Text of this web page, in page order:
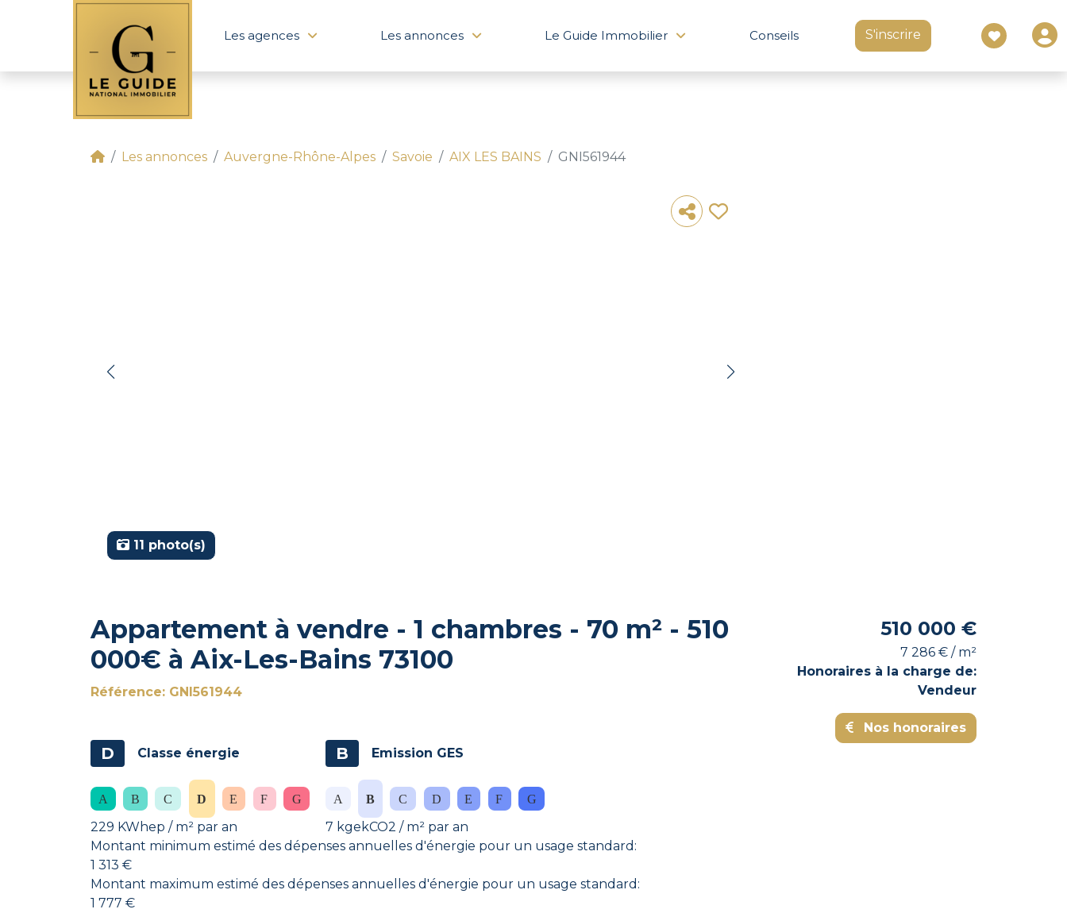
Les agences Les annonces Le Guide Immobilier Conseils S'inscrire
Les annonces Auvergne-Rhône-Alpes Savoie AIX LES BAINS GNI561944
11 photo(s)
Appartement à vendre - 1 chambres - 70 m² - 510
000€ à Aix-Les-Bains 73100
Référence: GNI561944
D Classe énergie
229 KWhep / m² par an
B Emission GES
7 kgekCO2 / m² par an
Montant minimum estimé des dépenses annuelles d'énergie pour un usage standard:
1 313 €
Montant maximum estimé des dépenses annuelles d'énergie pour un usage standard:
1 777 €
510 000 €
7 286 € / m²
Honoraires à la charge de:
Vendeur
Nos honoraires